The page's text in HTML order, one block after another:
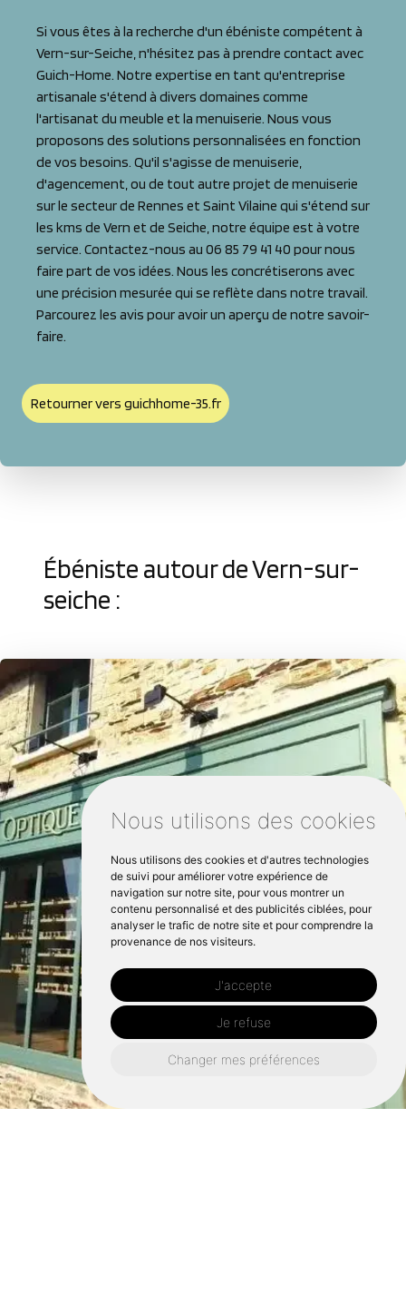
Nous utilisons des cookies
Nous utilisons des cookies et d'autres technologies
de suivi pour améliorer votre expérience de
navigation sur notre site, pour vous montrer un
contenu personnalisé et des publicités ciblées, pour
analyser le trafic de notre site et pour comprendre la
provenance de nos visiteurs.
J'accepte
Je refuse
Changer mes préférences
Si vous êtes à la recherche d'un ébéniste compétent à
Vern-sur-Seiche, n'hésitez pas à prendre contact avec
Guich-Home. Notre expertise en tant qu'entreprise
artisanale s'étend à divers domaines comme
l'artisanat du meuble et la menuiserie. Nous vous
proposons des solutions personnalisées en fonction
de vos besoins. Qu'il s'agisse de menuiserie,
d'agencement, ou de tout autre projet de menuiserie
sur le secteur de Rennes et Saint Vilaine qui s'étend sur
les kms de Vern et de Seiche, notre équipe est à votre
service. Contactez-nous au 06 85 79 41 40 pour nous
faire part de vos idées. Nous les concrétiserons avec
une précision mesurée qui se reflète dans notre travail.
Parcourez les avis pour avoir un aperçu de notre savoir-
faire.
Retourner vers guichhome-35.fr
Ébéniste autour de Vern-sur-
seiche :